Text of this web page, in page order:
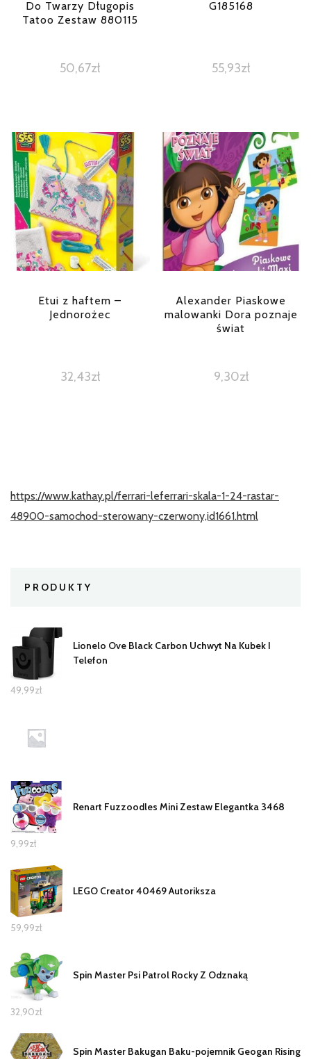
Do Twarzy Długopis
Tatoo Zestaw 880115
50,67zł
G185168
55,93zł
Etui z haftem –
Jednorożec
32,43zł
Alexander Piaskowe
malowanki Dora poznaje
świat
9,30zł
https://www.kathay.pl/ferrari-leferrari-skala-1-24-rastar-
48900-samochod-sterowany-czerwony,id1661.html
PRODUKTY
Lionelo Ove Black Carbon Uchwyt Na Kubek I
Telefon
49,99zł
Renart Fuzzoodles Mini Zestaw Elegantka 3468
9,99zł
LEGO Creator 40469 Autoriksza
59,99zł
Spin Master Psi Patrol Rocky Z Odznaką
32,90zł
Spin Master Bakugan Baku-pojemnik Geogan Rising